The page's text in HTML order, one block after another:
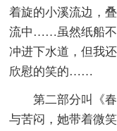
着旋的小溪流边，
流中……虽然纸船不
冲进下水道，但我
欣慰的笑的……
第二部分叫《
与苦闷，她带着微